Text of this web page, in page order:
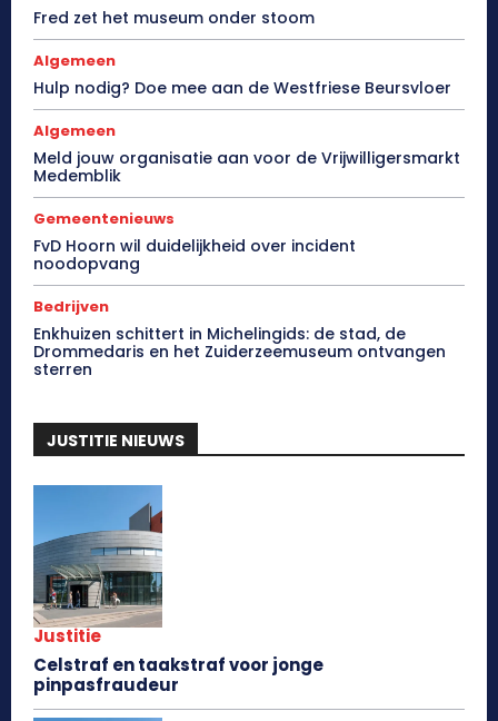
Fred zet het museum onder stoom
Algemeen
Hulp nodig? Doe mee aan de Westfriese Beursvloer
Algemeen
Meld jouw organisatie aan voor de Vrijwilligersmarkt
Medemblik
Gemeentenieuws
FvD Hoorn wil duidelijkheid over incident
noodopvang
Bedrijven
Enkhuizen schittert in Michelingids: de stad, de
Drommedaris en het Zuiderzeemuseum ontvangen
sterren
JUSTITIE NIEUWS
Justitie
Celstraf en taakstraf voor jonge
pinpasfraudeur